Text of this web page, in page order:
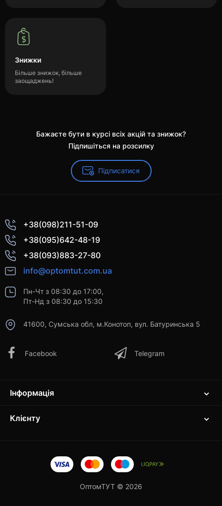
Знижки
Більше знижок, більше
заощаджень!
Бажаєте бути в курсі всіх акцій та знижок?
Підпишіться на розсилку
Підписатися
+38(098)211-51-09
+38(095)642-48-19
+38(093)883-27-80
info@optomtut.com.ua
Пн-Чт з 08:30 до 17:00,
Пт-Нд з 08:30 до 15:30
41600, Сумська обл, м.Конотоп, вул. Батуринська 5
Facebook Telegram
Інформація
Клієнту
ОптомТУТ © 2026